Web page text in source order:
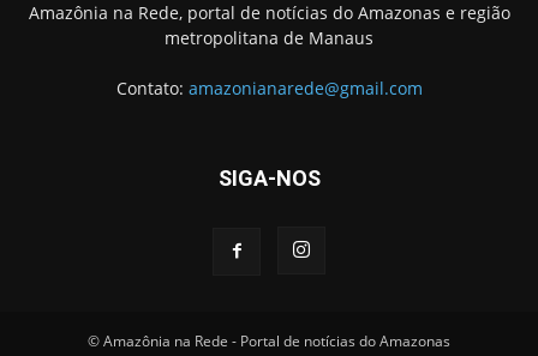
Amazônia na Rede, portal de notícias do Amazonas e região
metropolitana de Manaus
Contato: amazonianarede@gmail.com
SIGA-NOS
© Amazônia na Rede - Portal de notícias do Amazonas